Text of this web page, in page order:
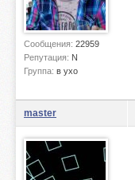
Сообщения: 22959
Репутация: N
Группа: в ухо
master